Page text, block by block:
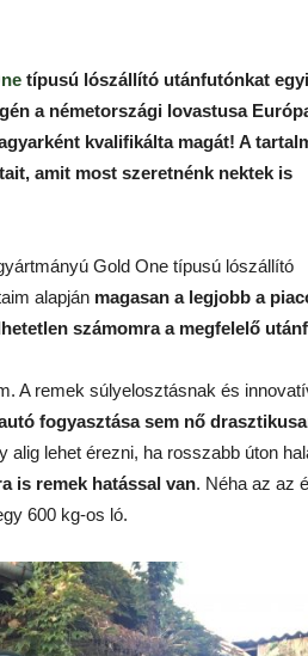
típusú lószállító utánfutónkat
a németországi lovastusa
kvalifikálta magát! A
amit most szeretnénk nektek is
Gold One típusú lószállító
alapján magasan a legjobb a
számomra a megfelelő
A remek súlyelosztásnak és
fogyasztása sem nő
lehet érezni, ha rosszabb úton
is remek hatással van. Néha az az
600 kg-os ló.